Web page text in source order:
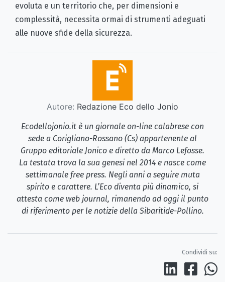
evoluta e un territorio che, per dimensioni e
complessità, necessita ormai di strumenti adeguati
alle nuove sfide della sicurezza.
Autore: Redazione Eco dello Jonio
Ecodellojonio.it è un giornale on-line calabrese con
sede a Corigliano-Rossano (Cs) appartenente al
Gruppo editoriale Jonico e diretto da Marco Lefosse.
La testata trova la sua genesi nel 2014 e nasce come
settimanale free press. Negli anni a seguire muta
spirito e carattere. L’Eco diventa più dinamico, si
attesta come web journal, rimanendo ad oggi il punto
di riferimento per le notizie della Sibaritide-Pollino.
Condividi su: